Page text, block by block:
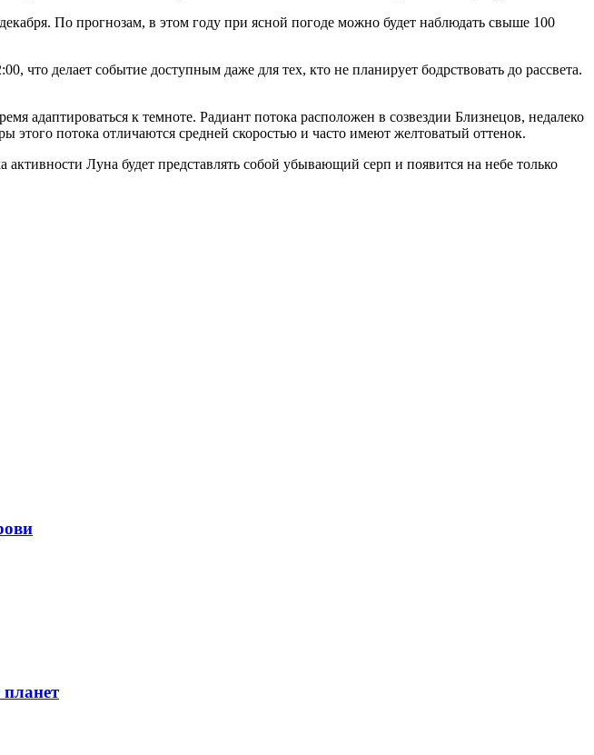
По прогнозам, в этом году при ясной погоде можно будет наблюдать свыше 100
что делает событие доступным даже для тех, кто не планирует бодрствовать до рассвета.
адаптироваться к темноте. Радиант потока расположен в созвездии Близнецов, недалеко
потока отличаются средней скоростью и часто имеют желтоватый оттенок.
Луна будет представлять собой убывающий серп и появится на небе только